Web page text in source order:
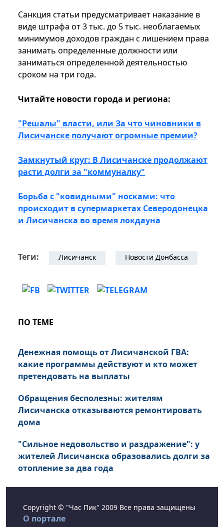
Санкция статьи предусматривает наказание в
виде штрафа от 3 тыс. до 5 тыс. необлагаемых
минимумов доходов граждан с лишением права
занимать определенные должности или
заниматься определенной деятельностью
сроком на три года.
Читайте новости города и региона:
"Решалы" власти, или За что чиновники в
Лисичанске получают огромные премии?
Замкнутый круг: В Лисичанске продолжают
расти долги за "коммуналку"
Борьба с "ковидными" носками: что
происходит в супермаркетах Северодонецка
и Лисичанска во время локдауна
Теги: Лисичанск Новости Донбасса
ПО ТЕМЕ
Денежная помощь от Лисичанской ГВА:
какие программы действуют и кто может
претендовать на выплаты
Обращения бесполезны: жителям
Лисичанска отказываются ремонтировать
дома
"Сильное недовольство и раздражение": у
жителей Лисичанска образовались долги за
отопление за два года
Copyright © "Час Пик" 2009 Все права защищены
О портале